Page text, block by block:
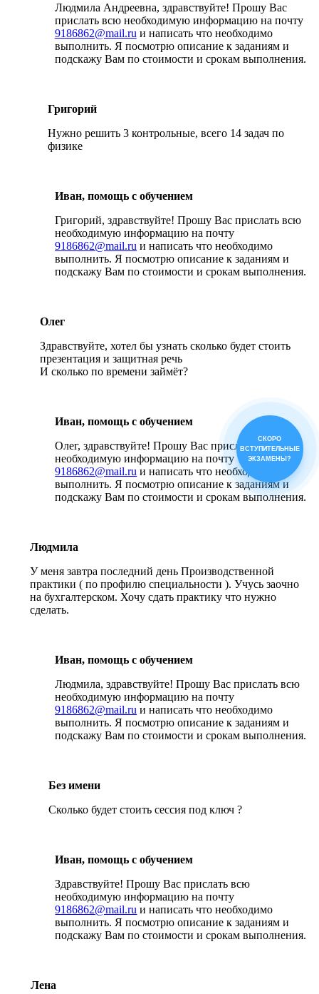
Людмила Андреевна, здравствуйте! Прошу Вас
прислать всю необходимую информацию на почту
9186862@mail.ru и написать что необходимо
выполнить. Я посмотрю описание к заданиям и
подскажу Вам по стоимости и срокам выполнения.
Григорий
Нужно решить 3 контрольные, всего 14 задач по
физике
Иван, помощь с обучением
Григорий, здравствуйте! Прошу Вас прислать всю
необходимую информацию на почту
9186862@mail.ru и написать что необходимо
выполнить. Я посмотрю описание к заданиям и
подскажу Вам по стоимости и срокам выполнения.
Олег
Здравствуйте, хотел бы узнать сколько будет стоить
презентация и защитная речь
И сколько по времени займёт?
Иван, помощь с обучением
Олег, здравствуйте! Прошу Вас прислать всю
необходимую информацию на почту
9186862@mail.ru и написать что необходимо
выполнить. Я посмотрю описание к заданиям и
подскажу Вам по стоимости и срокам выполнения.
Людмила
У меня завтра последний день Производственной
практики ( по профилю специальности ). Учусь заочно
на бухгалтерском. Хочу сдать практику что нужно
сделать.
Иван, помощь с обучением
Людмила, здравствуйте! Прошу Вас прислать всю
необходимую информацию на почту
9186862@mail.ru и написать что необходимо
выполнить. Я посмотрю описание к заданиям и
подскажу Вам по стоимости и срокам выполнения.
Без имени
Сколько будет стоить сессия под ключ ?
Иван, помощь с обучением
Здравствуйте! Прошу Вас прислать всю
необходимую информацию на почту
9186862@mail.ru и написать что необходимо
выполнить. Я посмотрю описание к заданиям и
подскажу Вам по стоимости и срокам выполнения.
Лена
СКОРО
ВСТУПИТЕЛЬНЫЕ
ЭКЗАМЕНЫ?